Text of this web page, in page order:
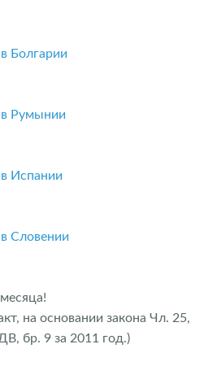
Болгарии
Румынии
Испании
Словении
на основании закона Чл. 25,
бр. 9 за 2011 год.)